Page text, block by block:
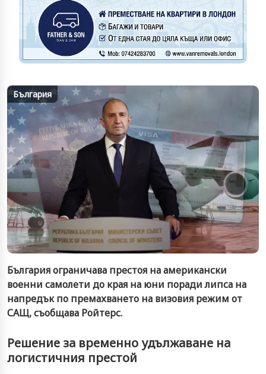
България
България ограничава престоя на американски
военни самолети до края на юни поради липса на
напредък по премахването на визовия режим от
САЩ, съобщава Ройтерс.
Решение за временно удължаване на
логистичния престой